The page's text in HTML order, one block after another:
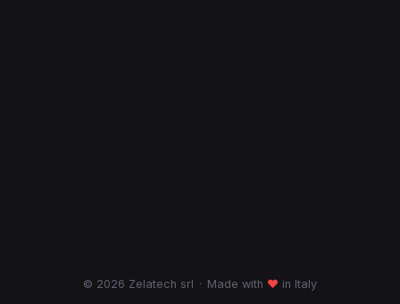
© 2026 Zelatech srl · Made with ♥ in Italy